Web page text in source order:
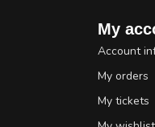
My
Account
My orders
My tickets